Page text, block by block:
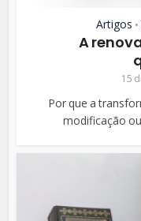
Artigos •
A
15
Por que a
modificação